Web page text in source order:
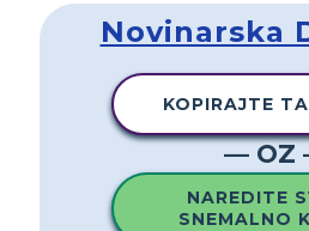
Novinarska
KOPIRAJTE
— OZ
NAREDITE
SNEMALNO